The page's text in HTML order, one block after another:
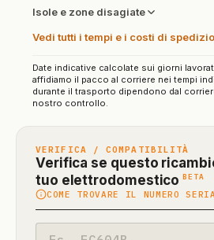
VERIFICA / COMPATIBILITÀ
Verifica se questo
tuo elettrodomestico BETA
COME TROVARE IL NUMERO
Isole e zone disagiate
Vedi tutti i tempi e i costi di
Date indicative calcolate sui giorni
affidiamo il pacco al corriere nei tempi
durante il trasporto dipendono dal
nostro controllo.